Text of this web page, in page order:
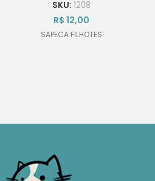
SKU: 1208
R$ 12,00
SAPECA FILHOTES